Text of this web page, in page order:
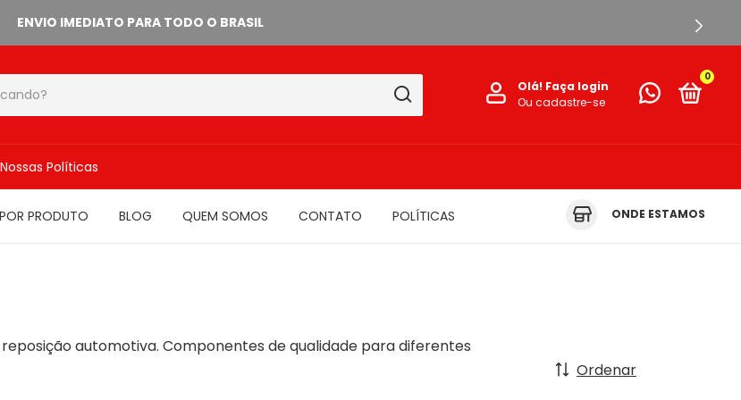
ENVIO IMEDIATO PARA TODO O BRASIL
Olá! Faça login
Ou cadastre-se
0
Nossas Políticas
PRODUTO BLOG QUEM SOMOS CONTATO POLÍTICAS ONDE ESTAMOS
automotiva. Componentes de qualidade para diferentes
Ordenar